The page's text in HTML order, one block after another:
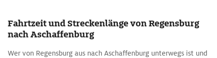
Fahrtzeit und Streckenlänge von Regensburg
nach Aschaffenburg
Wer von Regensburg aus nach Aschaffenburg unterwegs ist und